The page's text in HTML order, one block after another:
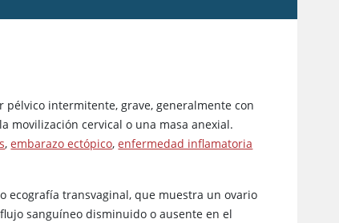
pélvico intermitente, grave, generalmente con
movilización cervical o una masa anexial.
,embarazo ectópico,enfermedad inflamatoria
ecografía transvaginal, que muestra un ovario
sanguíneo disminuido o ausente en el